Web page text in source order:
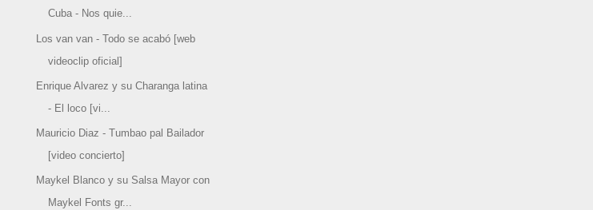
Cuba - Nos quie...
Los van van - Todo se acabó [web
videoclip oficial]
Enrique Alvarez y su Charanga latina
- El loco [vi...
Mauricio Diaz - Tumbao pal Bailador
[video concierto]
Maykel Blanco y su Salsa Mayor con
Maykel Fonts gr...